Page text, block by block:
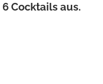
6Cocktails aus.